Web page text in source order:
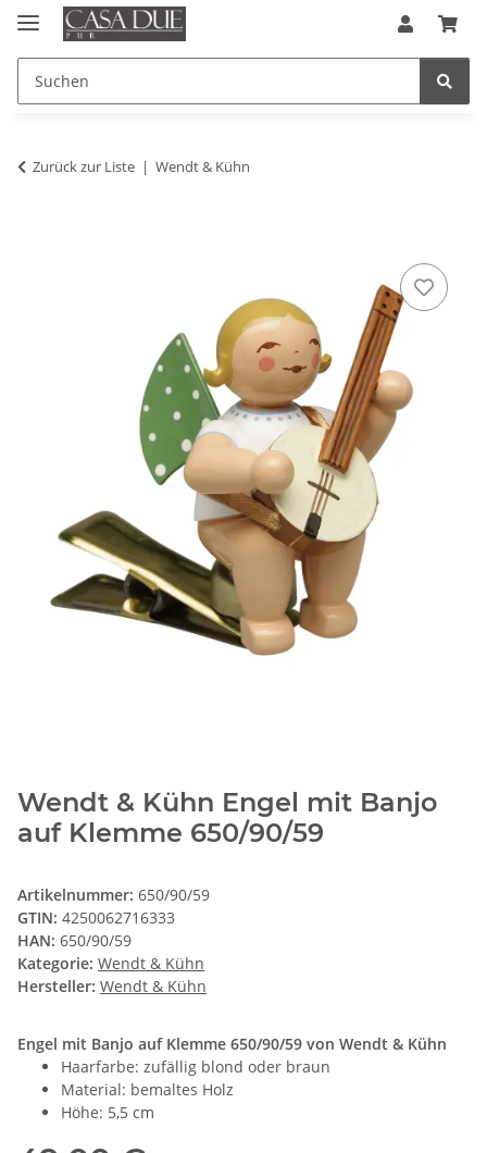
Zurück zur Liste Wendt & Kühn
Wendt & Kühn Engel mit Banjo
auf Klemme 650/90/59
Artikelnummer: 650/90/59
GTIN: 4250062716333
HAN: 650/90/59
Kategorie: Wendt & Kühn
Hersteller: Wendt & Kühn
Engel mit Banjo auf Klemme 650/90/59 von Wendt & Kühn
Haarfarbe: zufällig blond oder braun
Material: bemaltes Holz
Höhe: 5,5 cm